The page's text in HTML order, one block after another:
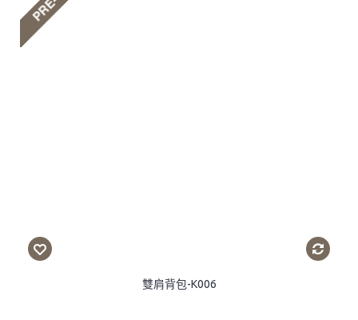
雙肩背包-K006